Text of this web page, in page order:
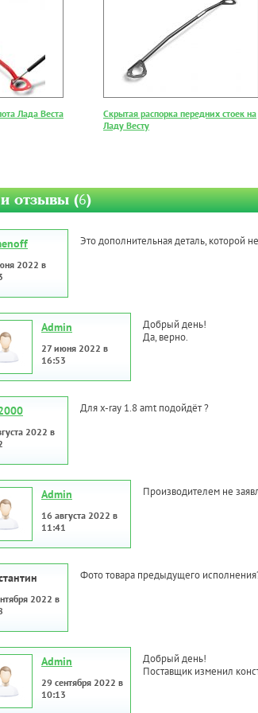
Лада Веста
Скрытая распорка передних стоек на
Ладу Весту
отзывы (6)
2022 в
Это дополнительная деталь, которой
Admin
27 июня 2022 в
16:53
Добрый день!
Да, верно.
2022 в
Для x-ray 1.8 amt подойдёт ?
Admin
16 августа 2022 в
11:41
Производителем не
2022 в
Фото товара предыдущего
Admin
29 сентября 2022 в
10:13
Добрый день!
Поставщик изменил